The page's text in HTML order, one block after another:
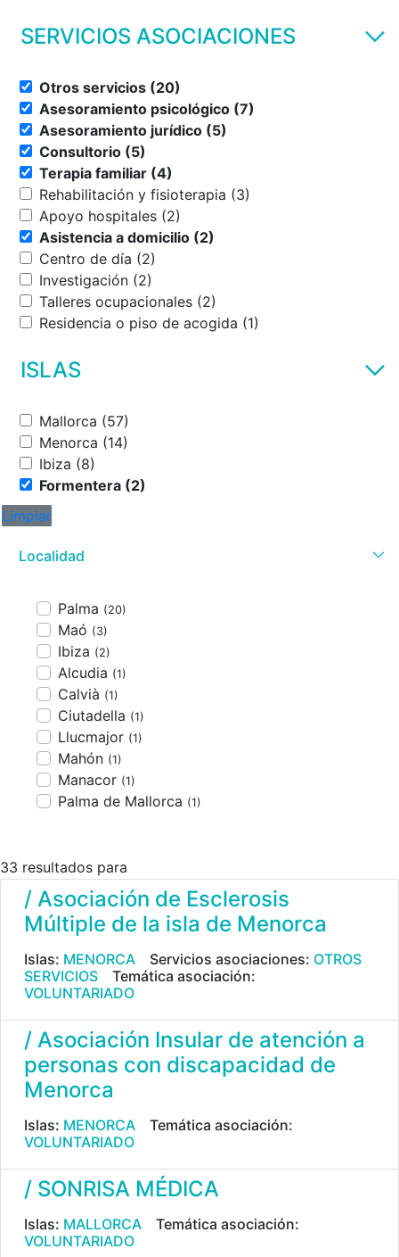
SERVICIOS ASOCIACIONES
Otros servicios (20)
Asesoramiento psicológico (7)
Asesoramiento jurídico (5)
Consultorio (5)
Terapia familiar (4)
Rehabilitación y fisioterapia (3)
Apoyo hospitales (2)
Asistencia a domicilio (2)
Centro de día (2)
Investigación (2)
Talleres ocupacionales (2)
Residencia o piso de acogida (1)
ISLAS
Mallorca (57)
Menorca (14)
Ibiza (8)
Formentera (2)
Limpiar
Localidad
Palma (20)
Maó (3)
Ibiza (2)
Alcudia (1)
Calvià (1)
Ciutadella (1)
Llucmajor (1)
Mahón (1)
Manacor (1)
Palma de Mallorca (1)
33 resultados para
/ Asociación de Esclerosis
Múltiple de la isla de Menorca
Islas: MENORCA Servicios asociaciones: OTROS
SERVICIOS
Temática asociación:
VOLUNTARIADO
/ Asociación Insular de atención a
personas con discapacidad de
Menorca
Islas: MENORCA
Temática asociación:
VOLUNTARIADO
/ SONRISA MÉDICA
Islas: MALLORCA
Temática asociación:
VOLUNTARIADO